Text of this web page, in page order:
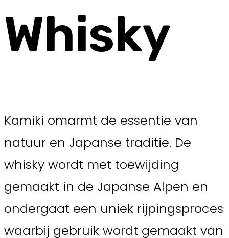
Whisky
Kamiki omarmt de essentie van
natuur en Japanse traditie. De
whisky wordt met toewijding
gemaakt in de Japanse Alpen en
ondergaat een uniek rijpingsproces
waarbij gebruik wordt gemaakt van